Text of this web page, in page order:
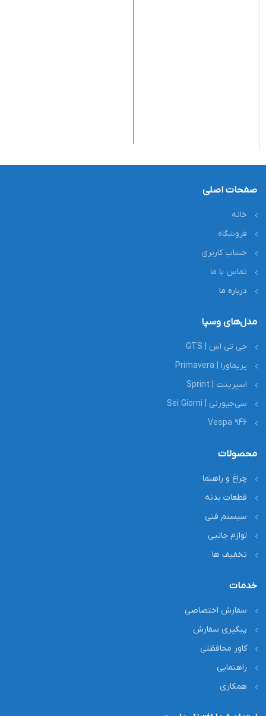
صفحات اصلی
خانه
فروشگاه
حساب کاربری
تماس با ما
درباره ما
مدل‌های وسپا
جی تی اس | GTS
پریماورا | Primavera
اسپرینت | Sprint
سی‌جیورنی | Sei Giorni
Vespa 946
محصولات
چراغ و راهنما
قطعات بدنه
سیستم فنی
لوازم جانبی
تخفیف ها
خدمات
سفارش اختصاصی
پیگیری سفارش
کاور محافظتی
راهنمایی
همکاری